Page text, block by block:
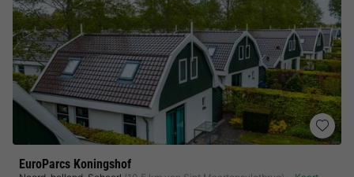
EuroParcs Koningshof